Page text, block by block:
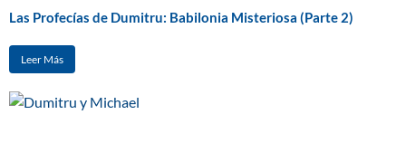
Las Profecías de Dumitru: Babilonia Misteriosa (Parte 2)
Leer Más